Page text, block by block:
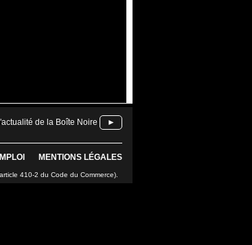
de la Boîte Noire ►
MENTIONS LÉGALES
410-2 du Code du Commerce).